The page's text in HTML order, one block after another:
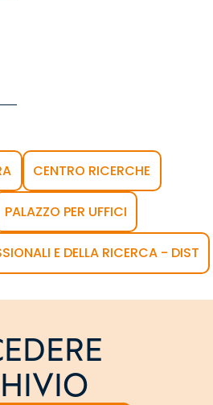
CENTRO RICERCHE
PALAZZO PER UFFICI
E DELLA RICERCA - DIST